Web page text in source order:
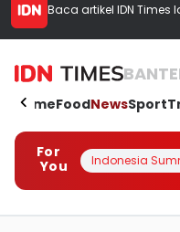
Baca artikel IDN Times
HomeFoodNewsSport
For
You
Indonesia